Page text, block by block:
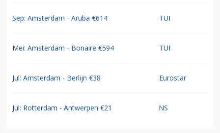
Sep: Amsterdam - Aruba €614 TUI
Mei: Amsterdam - Bonaire €594 TUI
Jul: Amsterdam - Berlijn €38 Eurostar
Jul: Rotterdam - Antwerpen €21 NS